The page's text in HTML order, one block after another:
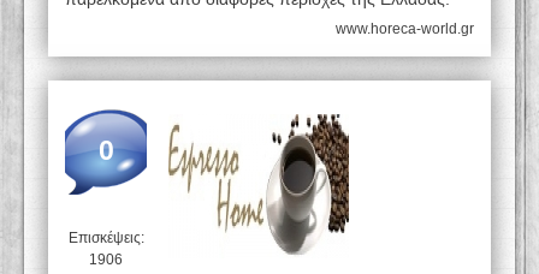
www.horeca-world.gr
0
Επισκέψεις:
1906